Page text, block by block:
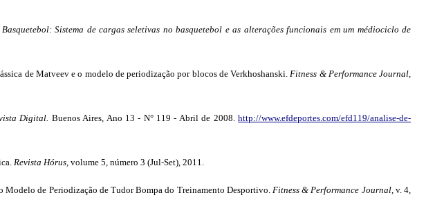
Basquetebol: Sistema de cargas seletivas no basquetebol e as alterações funcionais em um médiociclo de
de Matveev e o modelo de periodização por blocos de Verkhoshanski.Fitness & Performance Journal,
Digital. Buenos Aires, Ano 13 - N° 119 - Abril de 2008.http://www.efdeportes.com/efd119/analise-de-
Revista Hórus, volume 5, número 3 (Jul-Set), 2011.
Modelo de Periodização de Tudor Bompa do Treinamento Desportivo. Fitness & Performance Journal,v. 4,